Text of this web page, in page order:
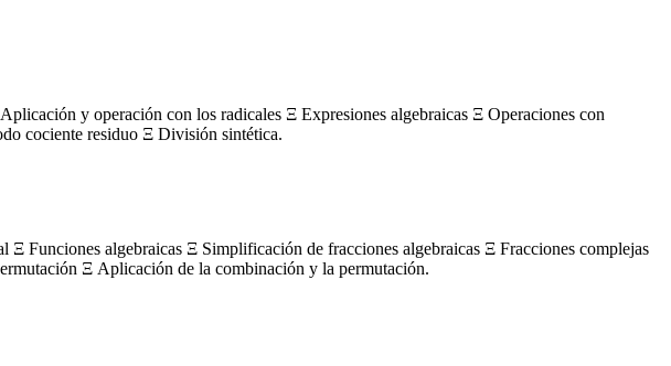
y operación con los radicales Ξ Expresiones algebraicas Ξ Operaciones con
cociente residuo Ξ División sintética.
algebraicas Ξ Simplificación de fracciones algebraicas Ξ Fracciones complejas
Ξ Aplicación de la combinación y la permutación.